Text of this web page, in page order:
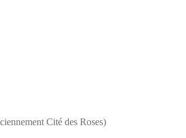
Cité des Roses)